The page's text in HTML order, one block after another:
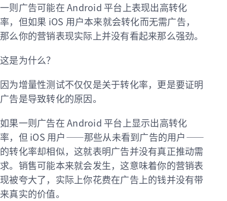
一则广告可能在 Android 平台上表现出高转化
率，但如果 iOS 用户本来就会转化而无需广告，
那么你的营销表现实际上并没有看起来那么强劲。
这是为什么？
因为增量性测试不仅仅是关于转化率，更是要证明
广告是导致转化的原因。
如果一则广告在 Android 平台上显示出高转化
率，但 iOS 用户——那些从未看到广告的用户——
的转化率却相似，这就表明广告并没有真正推动需
求。销售可能本来就会发生，这意味着你的营销表
现被夸大了，实际上你花费在广告上的钱并没有带
来真实的价值。